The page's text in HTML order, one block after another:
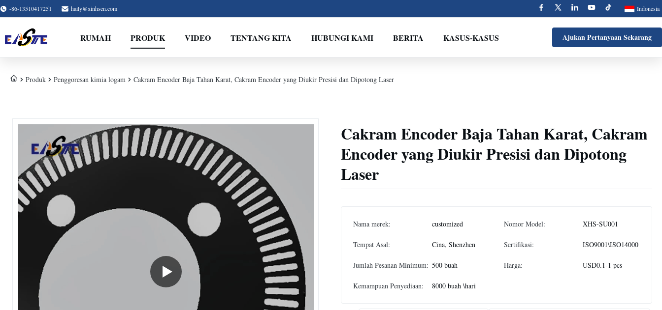
-86-13510417251 haily@xinhsen.com Indonesia
RUMAH PRODUK VIDEO TENTANG KITA HUBUNGI KAMI BERITA KASUS-KASUS Ajukan Pertanyaan Sekarang
Produk Penggoresan kimia logam Cakram Encoder Baja Tahan Karat, Cakram Encoder yang Diukir Presisi dan Dipotong Laser
Cakram Encoder Baja Tahan Karat, Cakram
Encoder yang Diukir Presisi dan Dipotong
Laser
Nama merek: customized Nomor Model: XHS-SU001
Tempat Asal: Cina, Shenzhen Sertifikasi: ISO9001\ISO14000
Jumlah Pesanan Minimum: 500 buah Harga: USD0.1-1 pcs
Kemampuan Penyediaan: 8000 buah \hari